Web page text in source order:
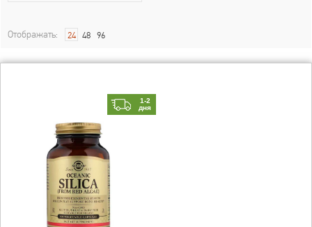
Отображать: 24 48 96
1-2
дня